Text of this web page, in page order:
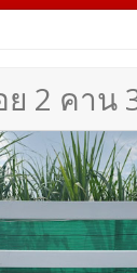
ย 2 คาน